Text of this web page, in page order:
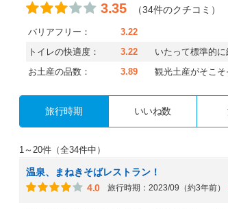
3.35 （34件のクチコミ）
バリアフリー：
3.22
トイレの快適度：
3.22 いたって標準的に
お土産の品数： 3.89 観光土産がそこそ
旅行時期 いいね数
1～20件（全34件中）
温泉、まねきそばレストラン！
4.0
旅行時期：2023/09（約3年前）